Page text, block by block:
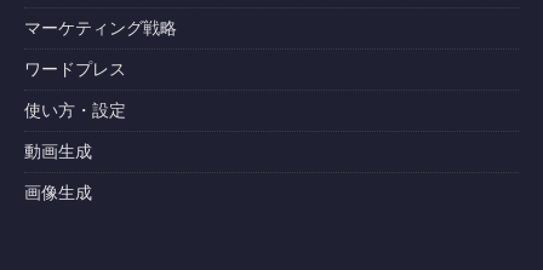
マーケティング戦略
ワードプレス
使い方・設定
動画生成
画像生成